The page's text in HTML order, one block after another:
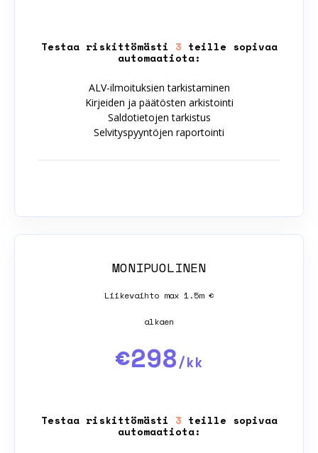
Testaa riskittömästi 3 teille sopivaa
automaatiota:
ALV-ilmoituksien tarkistaminen
Kirjeiden ja päätösten arkistointi
Saldotietojen tarkistus
Selvityspyyntöjen raportointi
MONIPUOLINEN
Liikevaihto max 1.5m €
alkaen
€298/kk
Testaa riskittömästi 3 teille sopivaa
automaatiota: